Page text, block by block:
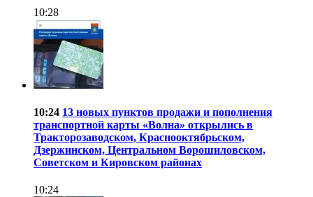
10:28
10:24 13 новых пунктов продажи и пополнения
транспортной карты «Волна» открылись в
Тракторозаводском, Краснооктябрьском,
Дзержинском, Центральном Ворошиловском,
Советском и Кировском районах
10:24